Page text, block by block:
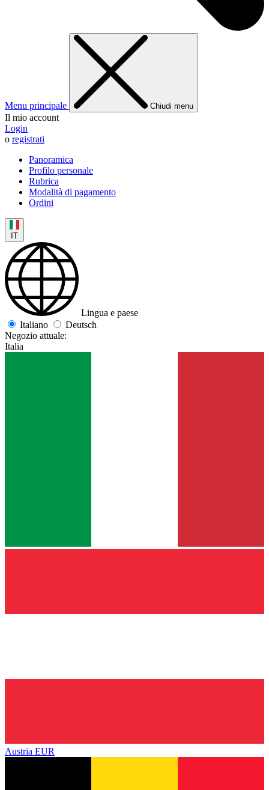
Menu principale Chiudi menu
Il mio account
Login
o registrati
Panoramica
Profilo personale
Rubrica
Modalità di pagamento
Ordini
IT
Lingua e paese
Italiano
Deutsch
Negozio attuale:
Italia
Austria EUR